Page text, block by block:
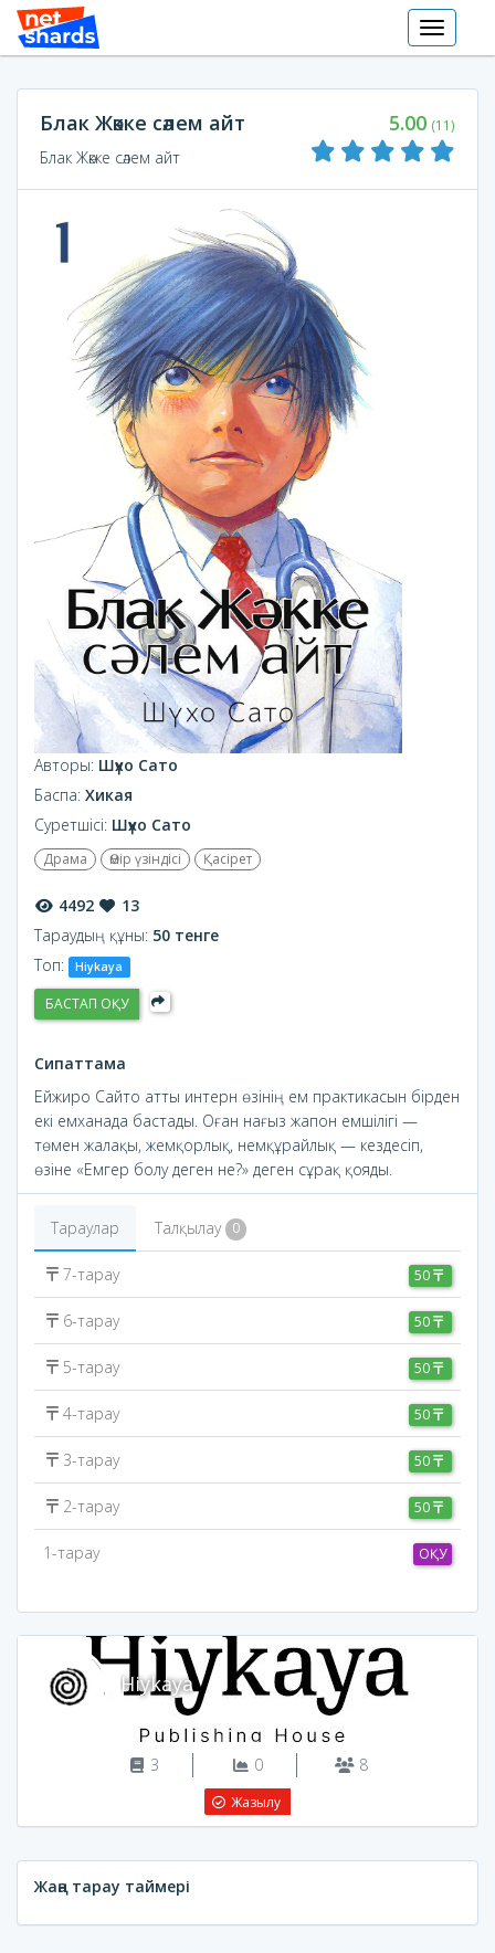
Toggle
Блак Жәкке сәлем айт
Блак Жәкке сәлем айт
5.00 (11)
Авторы: Шүхо Сато
Баспа: Хикая
Суретшісі: Шүхо Сато
Драма Өмір үзіндісі Қасірет
4492
13
Тараудың құны: 50 тенге
Топ:
Hiykaya
БАСТАП ОҚУ
Сипаттама
Ейжиро Сайто атты интерн өзінің ем практикасын бірден
екі емханада бастады. Оған нағыз жапон емшілігі —
төмен жалақы, жемқорлық, немқұрайлық — кездесіп,
өзіне «Емгер болу деген не?» деген сұрақ қояды.
Тараулар Талқылау 0
7-тарау 50
6-тарау 50
5-тарау 50
4-тарау 50
3-тарау 50
2-тарау 50
1-тарау ОҚУ
Hiykaya
3 0 8
Жазылу
Жаңа тарау таймері